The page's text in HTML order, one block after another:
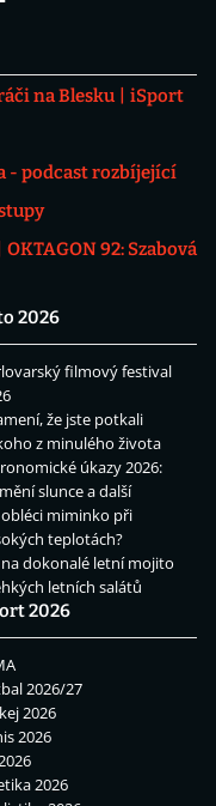
na Blesku
iSport
- podcast rozbíjející
OKTAGON 92: Szabová
2026
filmový festival
že jste potkali
z minulého života
úkazy 2026:
slunce a další
obléci miminko při
teplotách?
na dokonalé letní mojito
letních salátů
2026
2026/27
2026
2026
2026